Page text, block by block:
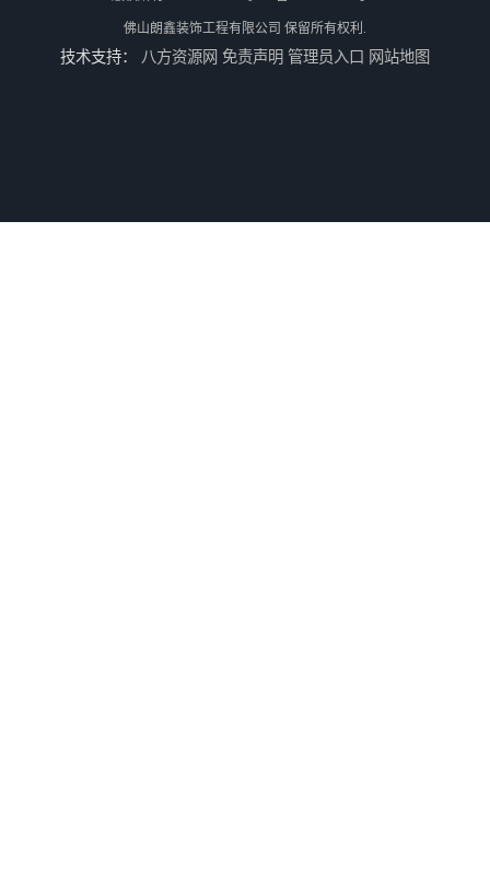
佛山朗鑫装饰工程有限公司 保留所有权利.
技术支持： 八方资源网 免责声明 管理员入口 网站地图